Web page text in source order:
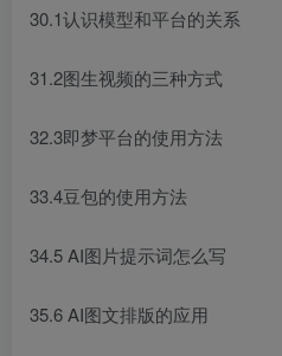
30.1认识模型和平台的关系
31.2图生视频的三种方式
32.3即梦平台的使用方法
33.4豆包的使用方法
34.5 AI图片提示词怎么写
35.6 AI图文排版的应用